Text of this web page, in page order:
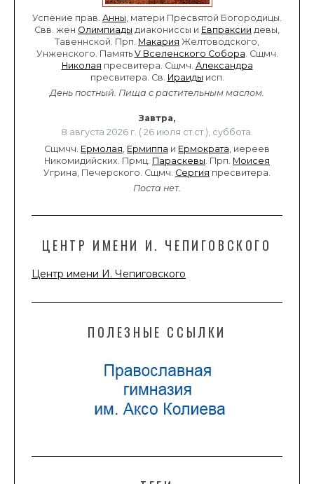
Успение прав. Анны, матери Пресвятой Богородицы.
Свв. жен Олимпиады диакониссы и Евпраксии девы,
Тавеннской. Прп. Макария Желтоводского,
Унженского. Память V Вселенского Собора. Сщмч.
Николая пресвитера. Сщмч. Александра
пресвитера. Св. Ираиды исп.
День постный. Пища с растительным маслом.
Завтра,
8 августа 2026 г. ( 26 июля ст.ст.), суббота.
Сщмчч. Ермолая, Ермиппа и Ермократа, иереев
Никомидийских. Прмц. Параскевы. Прп. Моисея
Угрина, Печерского. Сщмч. Сергия пресвитера.
Поста нет.
ЦЕНТР ИМЕНИ И. ЧЕПИГОВСКОГО
Центр имени И. Чепиговского
ПОЛЕЗНЫЕ ССЫЛКИ